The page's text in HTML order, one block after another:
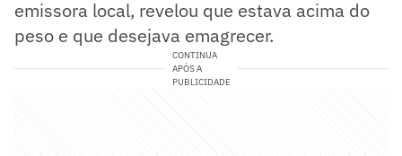
emissora local, revelou que estava acima do
peso e que desejava emagrecer.
CONTINUA
APÓS A
PUBLICIDADE